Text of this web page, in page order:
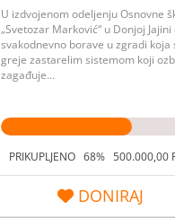
U izdvojenom odeljenju Osnovne
„Svetozar Marković“ u Donjoj Jajini
svakodnevno borave u zgradi koja
greje zastarelim sistemom koji
zagađuje...
PRIKUPLJENO 68% 500.000,00
DONIRAJ